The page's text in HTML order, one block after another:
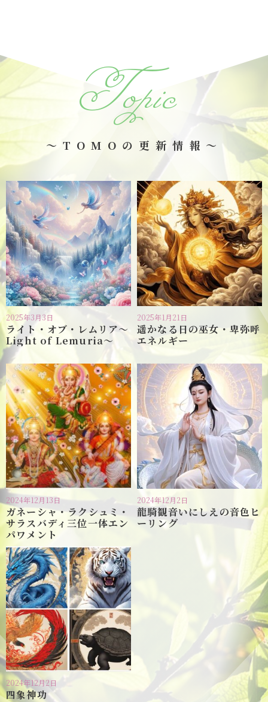
Topic
～TOMOの更新情報～
2025年3月3日
ライト・オブ・レムリア〜
Light of Lemuria〜
2025年1月21日
遥かなる日の巫女・卑弥呼
エネルギー
2024年12月13日
ガネーシャ・ラクシュミ・
サラスバディ三位一体エン
パワメント
2024年12月2日
龍騎観音いにしえの音色ヒ
ーリング
2024年12月2日
四象神功